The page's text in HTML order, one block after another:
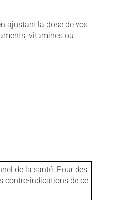
ajustant la dose de vos
vitamines ou
de la santé. Pour des
contre-indications de ce